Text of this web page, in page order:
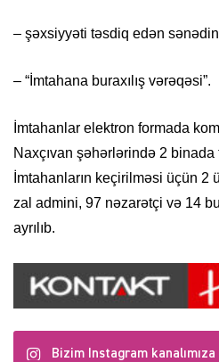
– şəxsiyyəti təsdiq edən
– “İmtahana buraxılış vərəqəsi”.
İmtahanlar elektron formada
Naxçıvan şəhərlərində 2
İmtahanların keçirilməsi üçün 2
zal admini, 97 nəzarətçi və 14
ayrılıb.
Bizim Instagram